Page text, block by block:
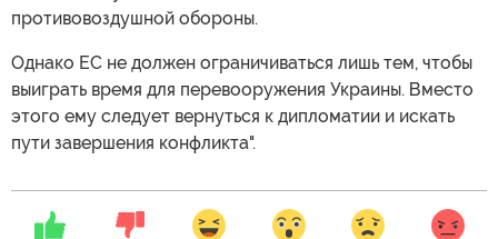
противовоздушной обороны.
Однако ЕС не должен ограничиваться лишь тем, чтобы
выиграть время для перевооружения Украины. Вместо
этого ему следует вернуться к дипломатии и искать
пути завершения конфликта".